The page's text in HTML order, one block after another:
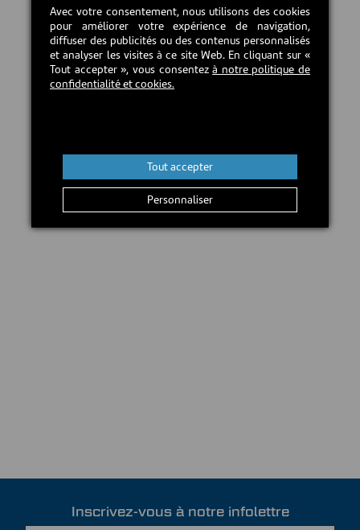
taux d'émission de particules.
45,00 CAD$
En stock
Inscrivez-vous à notre infolettre
Avec votre consentement, nous utilisons des cookies
pour améliorer votre expérience de navigation,
diffuser des publicités ou des contenus personnalisés
et analyser les visites à ce site Web. En cliquant sur «
Tout accepter », vous consentezà notre politique de
confidentialité et cookies.
Personnaliser
Tout accepter